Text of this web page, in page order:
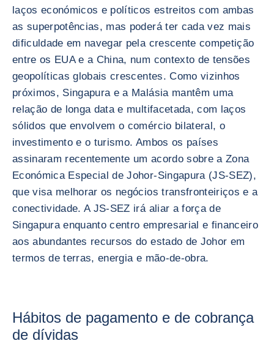
laços económicos e políticos estreitos com ambas
as superpotências, mas poderá ter cada vez mais
dificuldade em navegar pela crescente competição
entre os EUA e a China, num contexto de tensões
geopolíticas globais crescentes. Como vizinhos
próximos, Singapura e a Malásia mantêm uma
relação de longa data e multifacetada, com laços
sólidos que envolvem o comércio bilateral, o
investimento e o turismo. Ambos os países
assinaram recentemente um acordo sobre a Zona
Económica Especial de Johor-Singapura (JS-SEZ),
que visa melhorar os negócios transfronteiriços e a
conectividade. A JS-SEZ irá aliar a força de
Singapura enquanto centro empresarial e financeiro
aos abundantes recursos do estado de Johor em
termos de terras, energia e mão-de-obra.
Hábitos de pagamento e de cobrança
de dívidas